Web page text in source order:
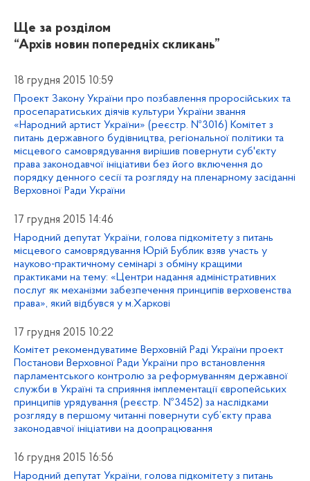
Ще за розділом
“Архів новин попередніх скликань”
18 грудня 2015 10:59
Проект Закону України про позбавлення проросійських та
просепаратиських діячів культури України звання
«Народний артист України» (реєстр. №3016) Комітет з
питань державного будівництва, регіональної політики та
місцевого самоврядування вирішив повернути суб'єкту
права законодавчої ініціативи без його включення до
порядку денного сесії та розгляду на пленарному засіданні
Верховної Ради України
17 грудня 2015 14:46
Народний депутат України, голова підкомітету з питань
місцевого самоврядування Юрій Бублик взяв участь у
науково-практичному семінарі з обміну кращими
практиками на тему: «Центри надання адміністративних
послуг як механізми забезпечення принципів верховенства
права», який відбувся у м.Харкові
17 грудня 2015 10:22
Комітет рекомендуватиме Верховній Раді України проект
Постанови Верховної Ради України про встановлення
парламентського контролю за реформуванням державної
служби в Україні та сприяння імплементації європейських
принципів урядування (реєстр. №3452) за наслідками
розгляду в першому читанні повернути суб’єкту права
законодавчої ініціативи на доопрацювання
16 грудня 2015 16:56
Народний депутат України, голова підкомітету з питань